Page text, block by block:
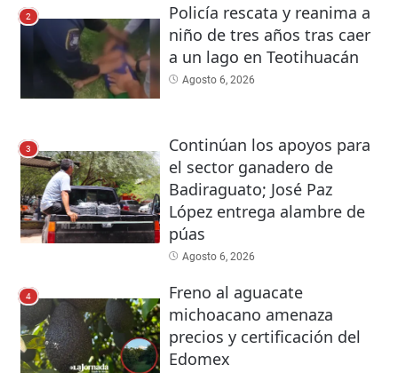
2
Policía rescata y reanima a
niño de tres años tras caer
a un lago en Teotihuacán
Agosto 6, 2026
3
Continúan los apoyos para
el sector ganadero de
Badiraguato; José Paz
López entrega alambre de
púas
Agosto 6, 2026
4
Freno al aguacate
michoacano amenaza
precios y certificación del
Edomex